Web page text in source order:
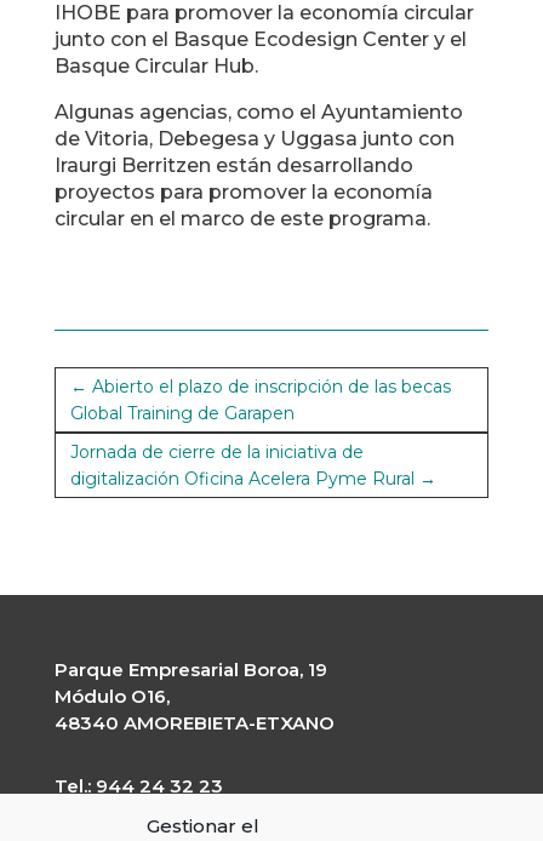
Gestionar el
IHOBE para promover la economía circular
junto con el Basque Ecodesign Center y el
Basque Circular Hub.
Algunas agencias, como el Ayuntamiento
de Vitoria, Debegesa y Uggasa junto con
Iraurgi Berritzen están desarrollando
proyectos para promover la economía
circular en el marco de este programa.
← Abierto el plazo de inscripción de las becas
Global Training de Garapen
Jornada de cierre de la iniciativa de
digitalización Oficina Acelera Pyme Rural →
Parque Empresarial Boroa, 19
Módulo O16,
48340 AMOREBIETA-ETXANO
Tel.: 944 24 32 23